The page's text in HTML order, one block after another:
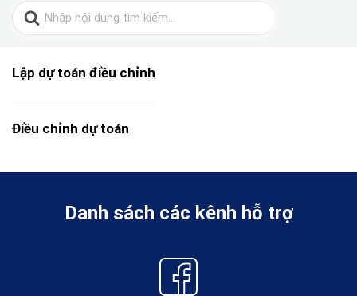
Search
for:
Lập dự toán điều chỉnh
Điều chỉnh dự toán
Danh sách các kênh hỗ trợ